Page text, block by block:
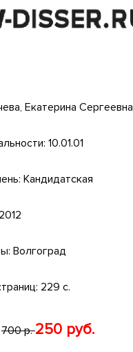
Екатерина Сергеевна
10.01.01
Кандидатская
2012
Волгоград
229 с.
700 р.250 руб.